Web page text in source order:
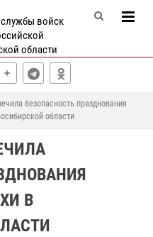
войск
области
безопасность празднования
области
В